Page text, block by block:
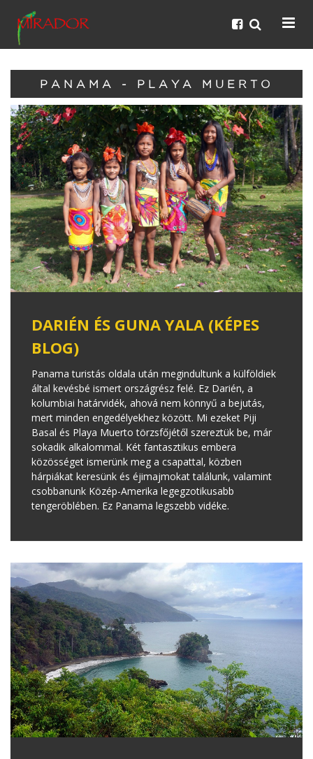
PANAMA - PLAYA MUERTO
DARIÉN ÉS GUNA YALA (KÉPES
BLOG)
Panama turistás oldala után megindultunk a külföldiek
által kevésbé ismert országrész felé. Ez Darién, a
kolumbiai határvidék, ahová nem könnyű a bejutás,
mert minden engedélyekhez között. Mi ezeket Piji
Basal és Playa Muerto törzsfőjétől szereztük be, már
sokadik alkalommal. Két fantasztikus embera
közösséget ismerünk meg a csapattal, közben
hárpiákat keresünk és éjimajmokat találunk, valamint
csobbanunk Közép-Amerika legegzotikusabb
tengeröblében. Ez Panama legszebb vidéke.